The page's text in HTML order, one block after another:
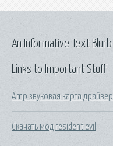
Links to Important Stuff
Amp звуковая карта драйвер
Скачать мод resident evil
An Informative Text Blurb